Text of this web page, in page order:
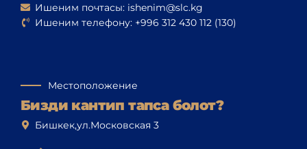
Ишеним почтасы: ishenim@slc.kg
Ишеним телефону: +996 312 430 112 (130)
Местоположение
Бизди кантип тапса болот?
Бишкек,ул.Московская 3